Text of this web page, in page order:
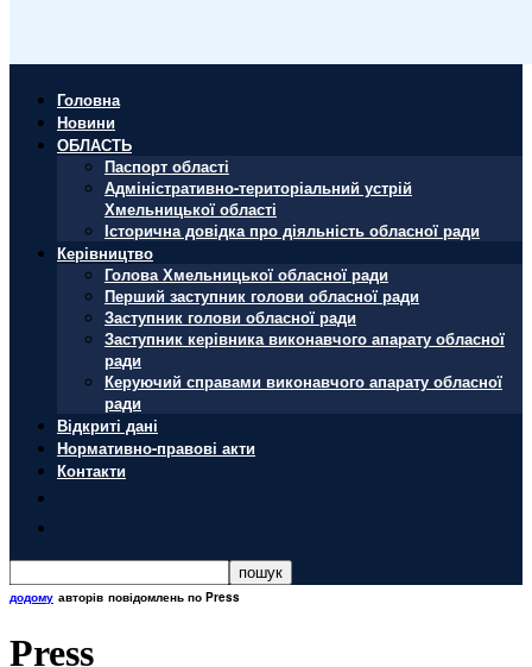
Головна
Новини
ОБЛАСТЬ
Паспорт області
Адміністративно-територіальний устрій
Хмельницької області
Історична довідка про діяльність обласної ради
Керівництво
Голова Хмельницької обласної ради
Перший заступник голови обласної ради
Заступник голови обласної ради
Заступник керівника виконавчого апарату обласної
ради
Керуючий справами виконавчого апарату обласної
ради
Відкриті дані
Нормативно-правові акти
Контакти
додому авторів повідомлень по Press
Press